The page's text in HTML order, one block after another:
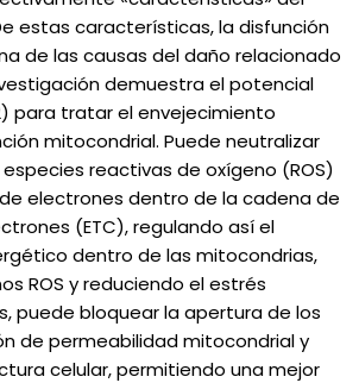
estas características, la disfunción
de las causas del daño relacionado
demuestra el potencial
para tratar el envejecimiento
mitocondrial. Puede neutralizar
reactivas de oxígeno (ROS)
electrones dentro de la cadena de
(ETC), regulando así el
dentro de las mitocondrias,
ROS y reduciendo el estrés
puede bloquear la apertura de los
de permeabilidad mitocondrial y
celular, permitiendo una mejor